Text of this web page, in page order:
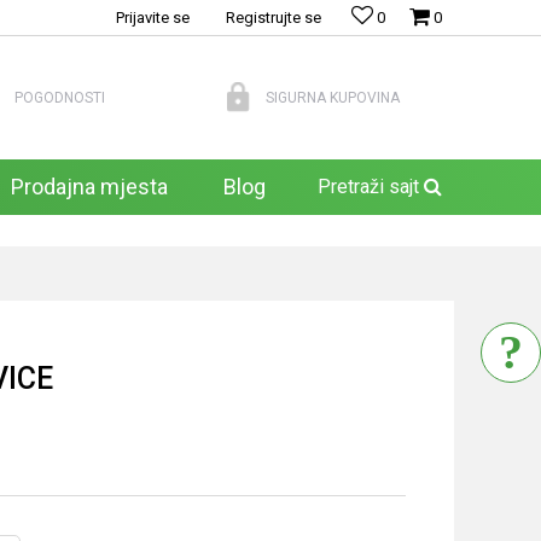
0
0
Prijavite se Registrujte se
POGODNOSTI SIGURNA KUPOVINA
Prodajna mjesta Blog Pretraži sajt